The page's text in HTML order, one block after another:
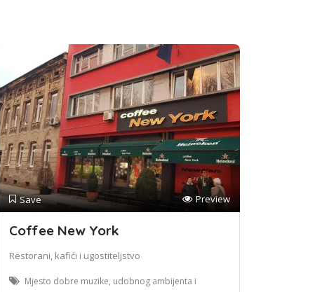
Save Preview
Coffee New York
Restorani, kafići i ugostiteljstvo
Mjesto dobre muzike, udobnog ambijenta i